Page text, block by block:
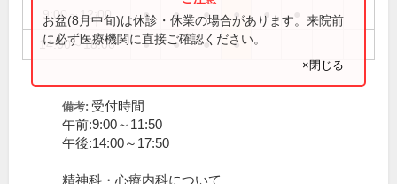
9:00～12:00 ● ● ● ● ●
14:00～18:00 ● ● ● ●
お盆(8月中旬)は休診・休業の場合があります。来院前
に必ず医療機関に直接ご確認ください。
×閉じる
備考: 受付時間
午前:9:00～11:50
午後:14:00～17:50
精神科・心療内科について